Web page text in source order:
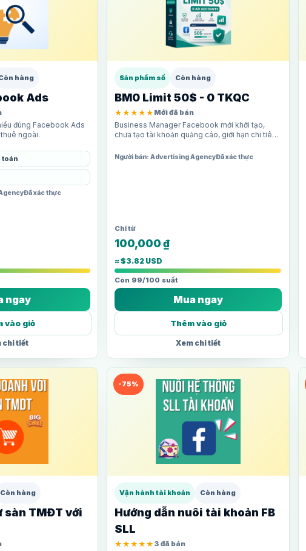
hàng
Ads
đúng Facebook Ads
ngoài.
toán
Đã xác thực
ngay
vào giỏ
chi tiết
Sản phẩm số Còn hàng
BM0 Limit 50$ - 0 TKQC
★★★★★ Mới đã bán
Business Manager Facebook mới khởi tạo,
chưa tạo tài khoản quảng cáo, giới hạn chi tiêu
và…
Người bán: Advertising AgencyĐã xác thực
100,000 ₫
≈ $3.82 USD
Còn 99/100 suất
Mua ngay
Thêm vào giỏ
Xem chi tiết
Còn hàng
sàn TMĐT với
-75%
Vận hành tài khoản Còn hàng
Hướng dẫn nuôi tài khoản FB
SLL
★★★★★ 3 đã bán